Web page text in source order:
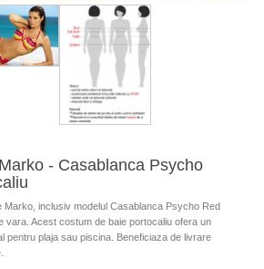
- Casablanca Psycho
Marko, inclusiv modelul Casablanca Psycho Red
vara. Acest costum de baie portocaliu ofera un
pentru plaja sau piscina. Beneficiaza de livrare